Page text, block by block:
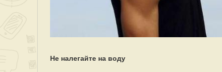
Не налегайте на воду